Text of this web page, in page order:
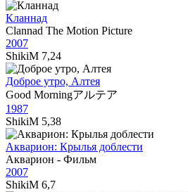
Кланнад
Clannad The Motion Picture
2007
ShikiM 7,24
Доброе утро, Алтея
Good Morningアルテア
1987
ShikiM 5,38
Акварион: Крылья доблести
Акварион - Фильм
2007
ShikiM 6,7